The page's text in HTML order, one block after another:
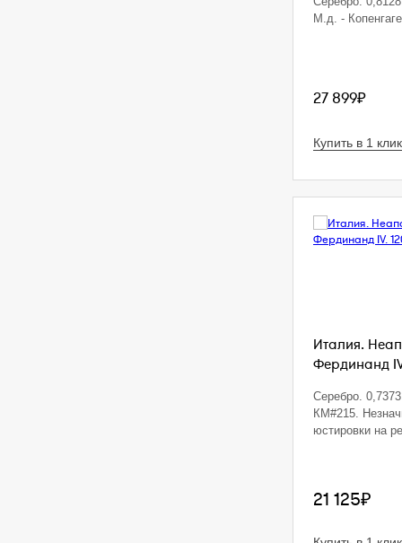
М.д. -
27 899₽
Купить в 1 клик
Италия.
Фердинанд
Серебро.
КМ#215.
юстировки на
21 125₽